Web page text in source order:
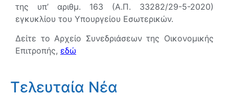
της υπ’ αριθμ. 163 (Α.Π. 33282/29-5-2020)
εγκυκλίου του Υπουργείου Εσωτερικών.
Δείτε το Αρχείο Συνεδριάσεων της Οικονομικής
Επιτροπής, εδώ
Τελευταία Νέα